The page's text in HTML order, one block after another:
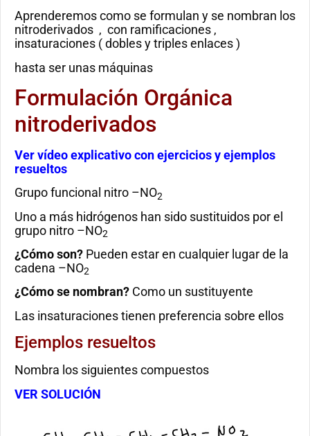
Aprenderemos como se formulan y se nombran los
nitroderivados , con ramificaciones ,
insaturaciones ( dobles y triples enlaces )
hasta ser unas máquinas
Formulación Orgánica
nitroderivados
Ver vídeo explicativo con ejercicios y ejemplos
resueltos
Grupo funcional nitro –NO2
Uno a más hidrógenos han sido sustituidos por el
grupo nitro –NO2
¿Cómo son? Pueden estar en cualquier lugar de la
cadena –NO2
¿Cómo se nombran? Como un sustituyente
Las insaturaciones tienen preferencia sobre ellos
Ejemplos resueltos
Nombra los siguientes compuestos
VER SOLUCIÓN